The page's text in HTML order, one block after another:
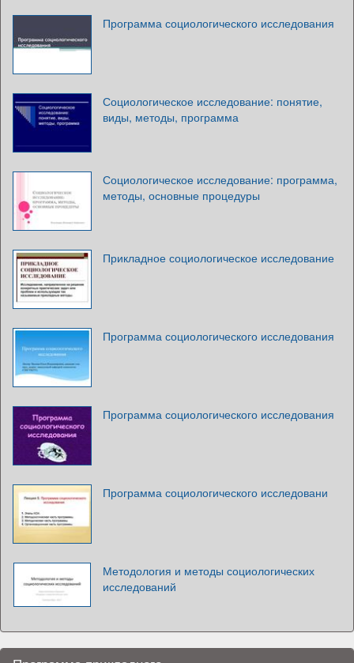
Программа социологического исследования
Социологическое исследование: понятие,
виды, методы, программа
Социологическое исследование: программа,
методы, основные процедуры
Прикладное социологическое исследование
Программа социологического исследования
Программа социологического исследования
Программа социологического исследовани
Методология и методы социологических
исследований